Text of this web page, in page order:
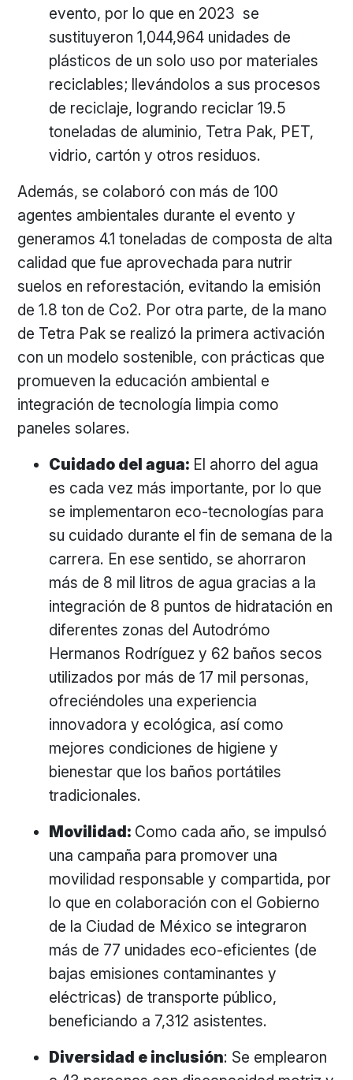
evento, por lo que en 2023 se
sustituyeron 1,044,964 unidades de
plásticos de un solo uso por materiales
reciclables; llevándolos a sus procesos
de reciclaje, logrando reciclar 19.5
toneladas de aluminio, Tetra Pak, PET,
vidrio, cartón y otros residuos.
Además, se colaboró con más de 100
agentes ambientales durante el evento y
generamos 4.1 toneladas de composta de alta
calidad que fue aprovechada para nutrir
suelos en reforestación, evitando la emisión
de 1.8 ton de Co2. Por otra parte, de la mano
de Tetra Pak se realizó la primera activación
con un modelo sostenible, con prácticas que
promueven la educación ambiental e
integración de tecnología limpia como
paneles solares.
Cuidado del agua: El ahorro del agua
es cada vez más importante, por lo que
se implementaron eco-tecnologías para
su cuidado durante el fin de semana de la
carrera. En ese sentido, se ahorraron
más de 8 mil litros de agua gracias a la
integración de 8 puntos de hidratación en
diferentes zonas del Autodrómo
Hermanos Rodríguez y 62 baños secos
utilizados por más de 17 mil personas,
ofreciéndoles una experiencia
innovadora y ecológica, así como
mejores condiciones de higiene y
bienestar que los baños portátiles
tradicionales.
Movilidad: Como cada año, se impulsó
una campaña para promover una
movilidad responsable y compartida, por
lo que en colaboración con el Gobierno
de la Ciudad de México se integraron
más de 77 unidades eco-eficientes (de
bajas emisiones contaminantes y
eléctricas) de transporte público,
beneficiando a 7,312 asistentes.
Diversidad e inclusión: Se emplearon